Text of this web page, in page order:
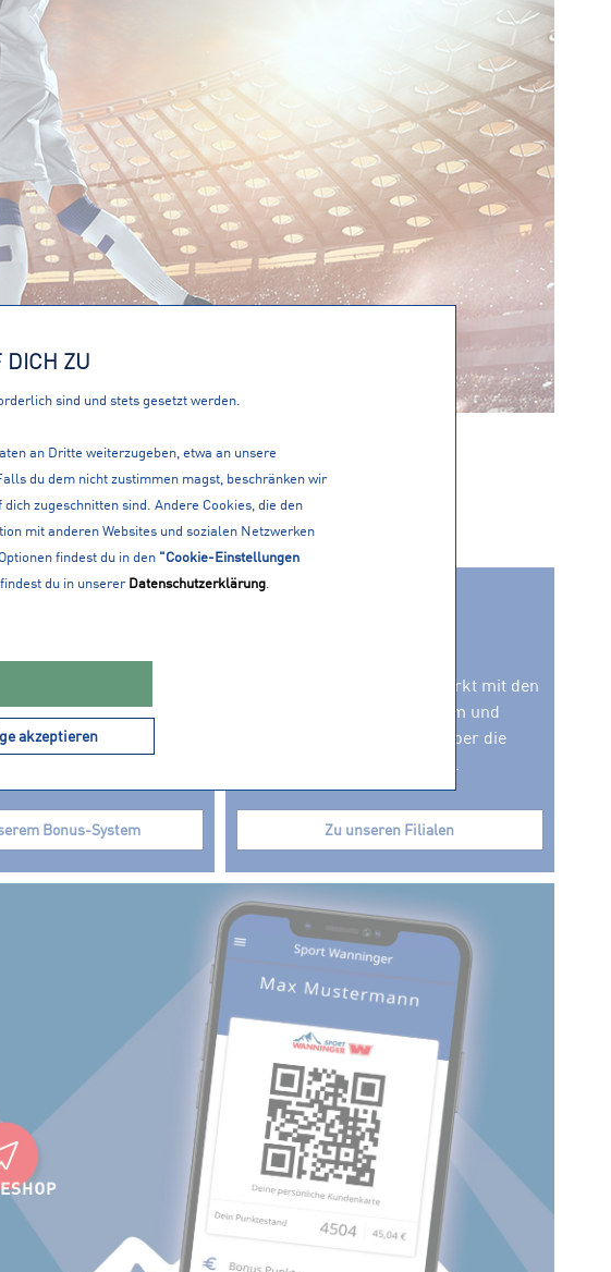
SPORTAUSRÜSTER VOR ORT
bei deinem Sportausrüster für fast alle Sportarten.
für Damen und Herren sowie Kinder.
und ab dem ersten
Bei jedem Einkauf sparst
und profitierst bei
Bonus-System
Ostbayerns größter Sportmarkt mit den
Filialen in Bad Kötzting, Cham und
Deggendorf. Erfahre mehr über die
große Produktvielfalt vor Ort.
Zu unseren Filialen
DICH ZU
sind und stets gesetzt werden.
an Dritte weiterzugeben, etwa an unsere
du dem nicht zustimmen magst, beschränken wir
zugeschnitten sind. Andere Cookies, die den
mit anderen Websites und sozialen Netzwerken
findest du in den "Cookie-Einstellungen
du in unsererDatenschutzerklärung
akzeptieren